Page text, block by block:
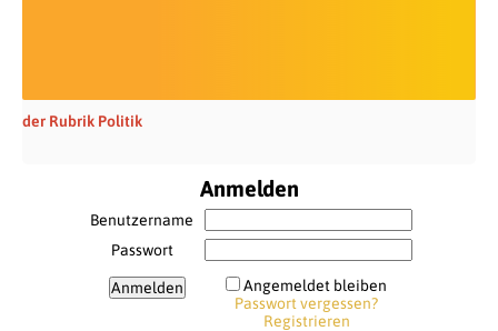
der Rubrik Politik
Anmelden
Benutzername
Passwort
Angemeldet bleiben
Passwort vergessen?
Registrieren